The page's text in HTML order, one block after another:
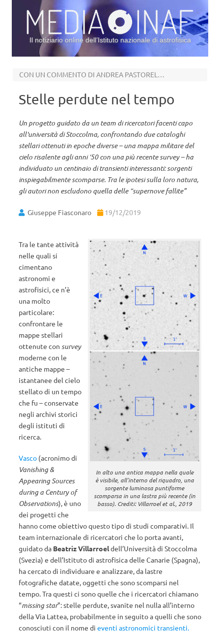
Il notiziario online dell’Istituto nazionale di astrofisica
CON UN COMMENTO DI ANDREA PASTORELLO
Stelle perdute nel tempo
Un progetto guidato da un team di ricercatori facenti capo
all'università di Stoccolma, confrontando due cataloghi
stellari ottenuti in epoche diverse – una mappa militare del
cielo risalente agli anni ‘50 con una più recente survey – ha
individuato un centinaio di transienti interessanti: sorgenti
inspiegabilmente scomparse. Tra le ipotesi sulla loro natura,
gli autori non escludono quella delle “supernove fallite”
Giuseppe Fiasconaro 19/12/2019
In alto una antica mappa nella quale
è visibile, all’interno del riquadro, una
sorgente luminosa puntiforme
scomparsa in una lastra più recente (in
basso). Crediti: Villarroel et al., 2019
Tra le tante attività
nelle quali si
cimentano
astronomi e
astrofisici, ce n’è
una molto
particolare:
confrontare le
mappe stellari
ottenute con survey
moderne con le
antiche mappe –
istantanee del cielo
stellato di un tempo
che fu – conservate
negli archivi storici
degli istituti di
ricerca.
Vasco (acronimo di
Vanishing &
Appearing Sources
during a Century of
Observations), è uno
dei progetti che
hanno come obiettivo questo tipo di studi comparativi. Il
team internazionale di ricercatori che lo porta avanti,
guidato da Beatriz Villarroeldell’Università di Stoccolma
(Svezia) e dell’Istituto di astrofisica delle Canarie (Spagna),
ha cercato di individuare e analizzare, da lastre
fotografiche datate, oggetti che sono scomparsi nel
tempo. Tra questi ci sono quelle che i ricercatori chiamano
“missing star”: stelle perdute, svanite nel nulla all’interno
della Via Lattea, probabilmente in seguito a quelli che sono
conosciuti con il nome di eventi astronomici transienti.